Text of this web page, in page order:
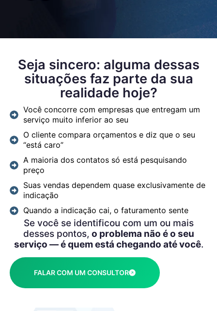
Seja sincero: alguma dessas
situações faz parte da sua
realidade hoje?
Você concorre com empresas que entregam um
serviço muito inferior ao seu
O cliente compara orçamentos e diz que o seu
“está caro”
A maioria dos contatos só está pesquisando
preço
Suas vendas dependem quase exclusivamente de
indicação
Quando a indicação cai, o faturamento sente
Se você se identificou com um ou mais
desses pontos, o problema não é o seu
serviço — é quem está chegando até você.
FALAR COM UM CONSULTOR